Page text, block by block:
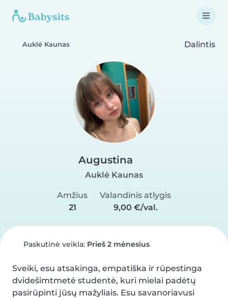
Auklė Kaunas Dalintis
Augustina
Auklė Kaunas
Amžius
21
Valandinis atlygis
9,00 €/val.
Paskutinė veikla: Prieš 2 mėnesius
Sveiki, esu atsakinga, empatiška ir rūpestinga
dvidešimtmetė studentė, kuri mielai padėtų
pasirūpinti jūsų mažyliais. Esu savanoriavusi